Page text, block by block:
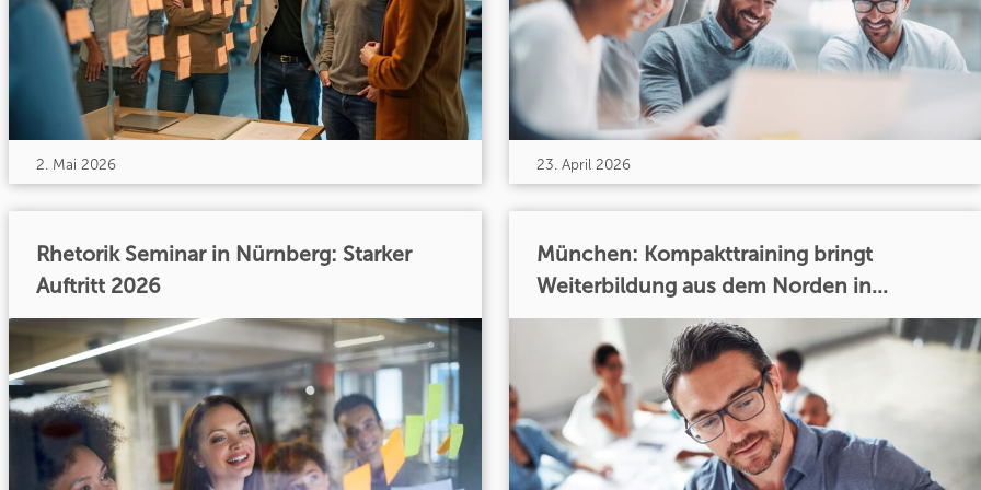
2. Mai 2026
Rhetorik Seminar in Nürnberg: Starker
Auftritt 2026
23. April 2026
München: Kompakttraining bringt
Weiterbildung aus dem Norden in...